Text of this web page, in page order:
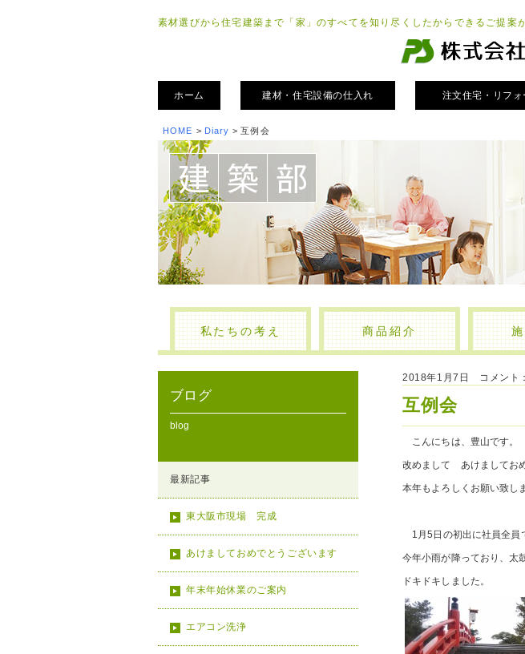
素材選びから住宅建築まで「家」のすべてを知り尽くしたからできるご提案
ホーム 建材・住宅設備の仕入れ 注文住宅・リフォ
HOME > Diary > 互例会
私たちの考え 商品紹介
ブログ
blog
最新記事
東大阪市現場 完成
あけましておめでとうございます
年末年始休業のご案内
エアコン洗浄
2018年1月7日 コメント
互例会
こんにちは、豊山です。
改めまして あけましてお
本年もよろしくお願い致し
1月5日の初出に社員全員
今年小雨が降っており、太
ドキドキしました。